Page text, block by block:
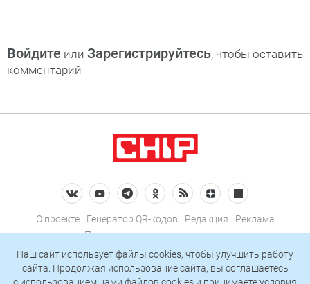
Войдите или Зарегистрируйтесь, чтобы оставить
комментарий
О проекте Генератор QR-кодов Редакция
Реклама
Пользовательское соглашение
Политика конфиденциальности
Подписаться на рассылку
Наш сайт использует файлы cookies, чтобы улучшить работу
сайта. Продолжая использование сайта, вы соглашаетесь